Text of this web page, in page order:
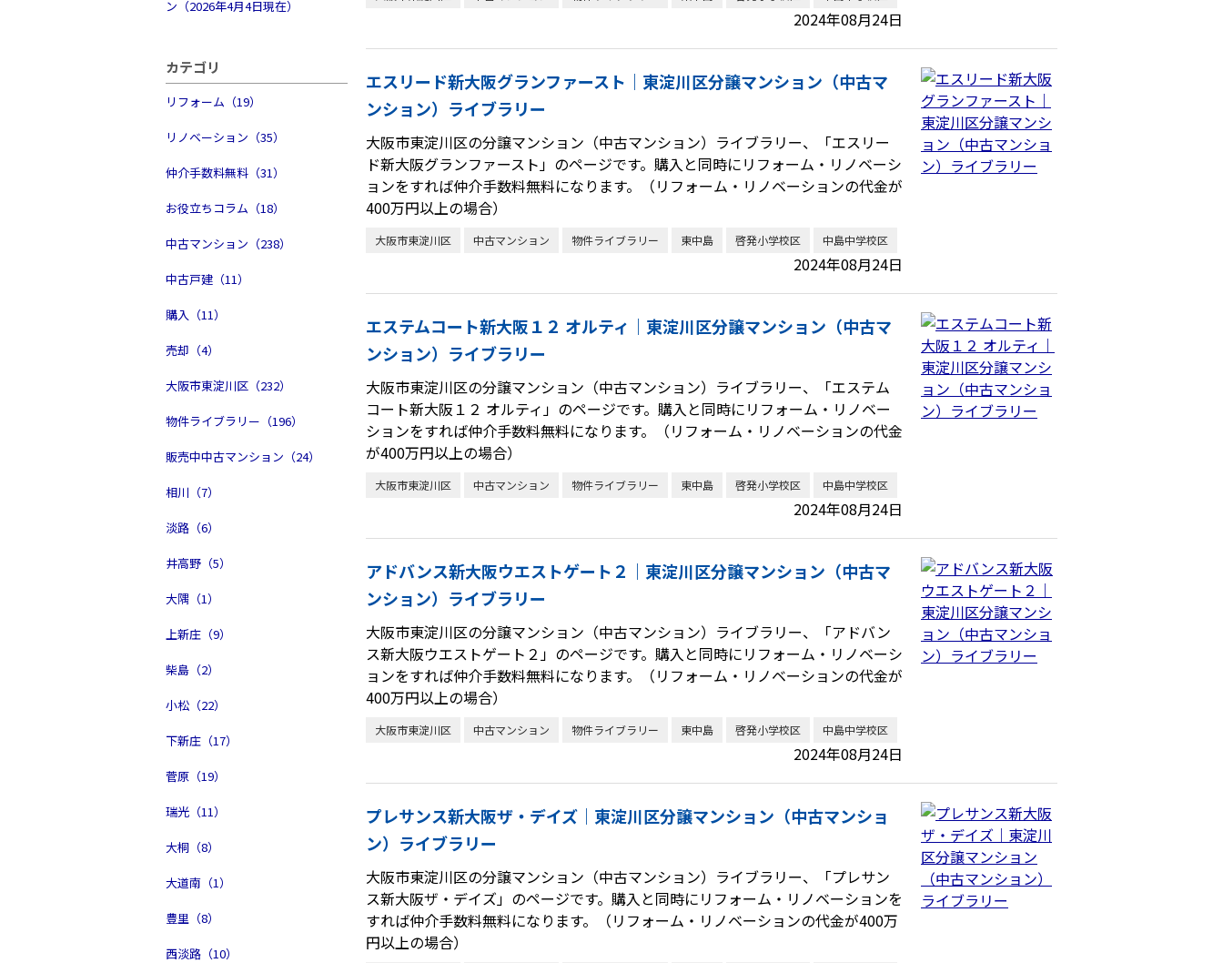
ン（2026年4月4日現在）
カテゴリ
リフォーム（19）
リノベーション（35）
仲介手数料無料（31）
お役立ちコラム（18）
中古マンション（238）
中古戸建（11）
購入（11）
売却（4）
大阪市東淀川区（232）
物件ライブラリー（196）
販売中中古マンション（24）
相川（7）
淡路（6）
井高野（5）
大隅（1）
上新庄（9）
柴島（2）
小松（22）
下新庄（17）
菅原（19）
瑞光（11）
大桐（8）
大道南（1）
豊里（8）
西淡路（10）
2024年08月24日
エスリード新大阪グランファースト｜東淀川区分譲マンション（中古マ
ンション）ライブラリー
大阪市東淀川区の分譲マンション（中古マンション）ライブラリー、「エスリー
ド新大阪グランファースト」のページです。購入と同時にリフォーム・リノベーシ
ョンをすれば仲介手数料無料になります。（リフォーム・リノベーションの代金が
400万円以上の場合）
大阪市東淀川区 中古マンション 物件ライブラリー 東中島 啓発小学校区 中島中学校区
2024年08月24日
エステムコート新大阪１２ オルティ｜東淀川区分譲マンション（中古マ
ンション）ライブラリー
大阪市東淀川区の分譲マンション（中古マンション）ライブラリー、「エステム
コート新大阪１２ オルティ」のページです。購入と同時にリフォーム・リノベー
ションをすれば仲介手数料無料になります。（リフォーム・リノベーションの代金
が400万円以上の場合）
大阪市東淀川区 中古マンション 物件ライブラリー 東中島 啓発小学校区 中島中学校区
2024年08月24日
アドバンス新大阪ウエストゲート２｜東淀川区分譲マンション（中古マ
ンション）ライブラリー
大阪市東淀川区の分譲マンション（中古マンション）ライブラリー、「アドバン
ス新大阪ウエストゲート２」のページです。購入と同時にリフォーム・リノベーシ
ョンをすれば仲介手数料無料になります。（リフォーム・リノベーションの代金が
400万円以上の場合）
大阪市東淀川区 中古マンション 物件ライブラリー 東中島 啓発小学校区 中島中学校区
2024年08月24日
プレサンス新大阪ザ・デイズ｜東淀川区分譲マンション（中古マンショ
ン）ライブラリー
大阪市東淀川区の分譲マンション（中古マンション）ライブラリー、「プレサン
ス新大阪ザ・デイズ」のページです。購入と同時にリフォーム・リノベーションを
すれば仲介手数料無料になります。（リフォーム・リノベーションの代金が400万
円以上の場合）